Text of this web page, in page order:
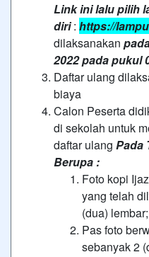
Link ini lalu pilih
diri: https://
dilaksanakan
2022 pada pukul
Daftar ulang
biaya
Calon Peserta
di sekolah untuk
daftar ulang Pada
Berupa :
Foto kopi
yang telah
(dua) lembar;
Pas foto
sebanyak 2